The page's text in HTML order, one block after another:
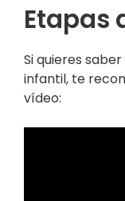
Etapas
Si quieres
infantil, te
vídeo: